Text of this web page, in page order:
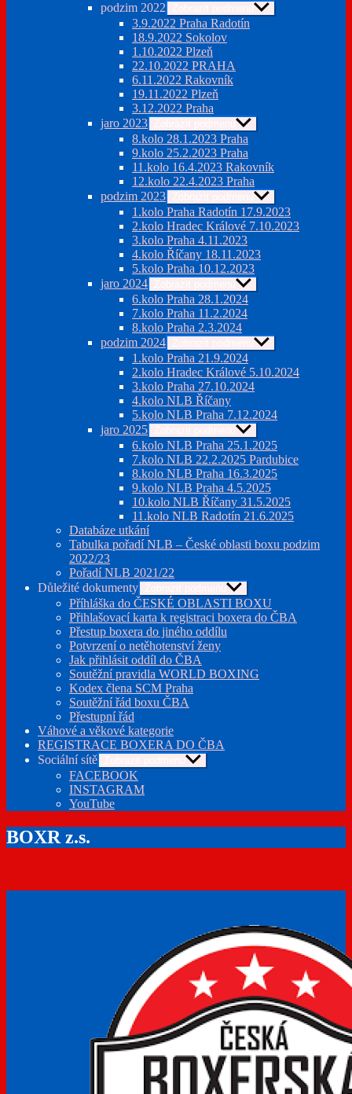
podzim 2022
3.9.2022 Praha Radotín
18.9.2022 Sokolov
1.10.2022 Plzeň
22.10.2022 PRAHA
6.11.2022 Rakovník
19.11.2022 Plzeň
3.12.2022 Praha
jaro 2023
8.kolo 28.1.2023 Praha
9.kolo 25.2.2023 Praha
11.kolo 16.4.2023 Rakovník
12.kolo 22.4.2023 Praha
podzim 2023
1.kolo Praha Radotín 17.9.2023
2.kolo Hradec Králové 7.10.2023
3.kolo Praha 4.11.2023
4.kolo Říčany 18.11.2023
5.kolo Praha 10.12.2023
jaro 2024
6.kolo Praha 28.1.2024
7.kolo Praha 11.2.2024
8.kolo Praha 2.3.2024
podzim 2024
1.kolo Praha 21.9.2024
2.kolo Hradec Králové 5.10.2024
3.kolo Praha 27.10.2024
4.kolo NLB Říčany
5.kolo NLB Praha 7.12.2024
jaro 2025
6.kolo NLB Praha 25.1.2025
7.kolo NLB 22.2.2025 Pardubice
8.kolo NLB Praha 16.3.2025
9.kolo NLB Praha 4.5.2025
10.kolo NLB Říčany 31.5.2025
11.kolo NLB Radotín 21.6.2025
Databáze utkání
Tabulka pořadí NLB – České oblasti boxu podzim
2022/23
Pořadí NLB 2021/22
Důležité dokumenty
Příhláška do ČESKÉ OBLASTI BOXU
Přihlašovací karta k registraci boxera do ČBA
Přestup boxera do jiného oddílu
Potvrzení o netěhotenství ženy
Jak přihlásit oddíl do ČBA
Soutěžní pravidla WORLD BOXING
Kodex člena SCM Praha
Soutěžní řád boxu ČBA
Přestupní řád
Váhové a věkové kategorie
REGISTRACE BOXERA DO ČBA
Sociální sítě
FACEBOOK
INSTAGRAM
YouTube
BOXR z.s.